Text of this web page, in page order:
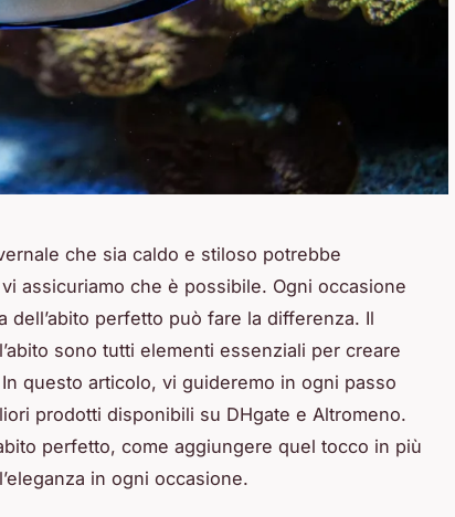
che sia caldo e stiloso potrebbe
assicuriamo che è possibile. Ogni occasione
dell’abito perfetto può fare la differenza. Il
sono tutti elementi essenziali per creare
questo articolo, vi guideremo in ogni passo
prodotti disponibili su DHgate e Altromeno.
perfetto, come aggiungere quel tocco in più
in ogni occasione.